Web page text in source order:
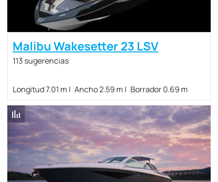
Malibu Wakesetter 23 LSV
113 sugerencias
Longitud 7.01 m Ancho 2.59 m Borrador 0.69 m